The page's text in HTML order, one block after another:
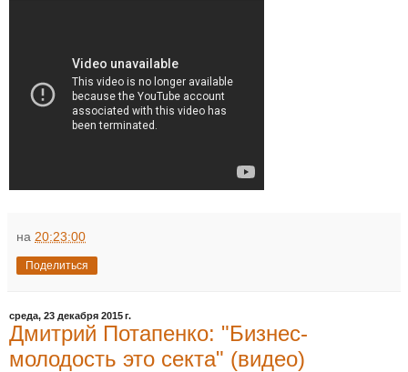
на 20:23:00
Поделиться
среда, 23 декабря 2015 г.
Дмитрий Потапенко: "Бизнес-
молодость это секта" (видео)